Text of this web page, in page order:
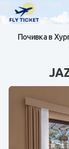
Почивки от
Почивки от
Самолетни
Почивка в